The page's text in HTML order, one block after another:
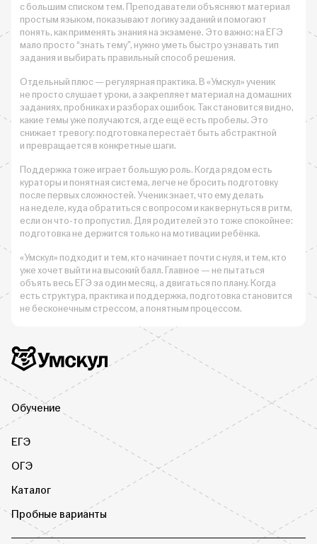
с большим списком тем. Преподаватели объясняют материал
простым языком, показывают логику заданий и помогают
понять, как применять знания на экзамене. Это важно: на ЕГЭ
мало просто “знать тему”, нужно уметь быстро узнавать тип
задания и выбирать правильный способ решения.
Отдельный плюс — регулярная практика. В «Умскул» ученик
не просто слушает уроки, а закрепляет материал на домашних
заданиях, пробниках и разборах ошибок. Так становится видно,
какие темы уже получаются, а где ещё есть пробелы. Это
снижает тревогу: подготовка перестаёт быть абстрактной
и превращается в конкретные шаги.
Поддержка тоже играет большую роль. Когда рядом есть
кураторы и понятная система, легче не бросить подготовку
после первых сложностей. Ученик знает, что ему делать
на неделе, куда обратиться с вопросом и как вернуться в ритм,
если он что-то пропустил. Для родителей это тоже спокойнее:
подготовка не держится только на мотивации ребёнка.
«Умскул» подходит и тем, кто начинает почти с нуля, и тем, кто
уже хочет выйти на высокий балл. Главное — не пытаться
объять весь ЕГЭ за один месяц, а двигаться по плану. Когда
есть структура, практика и поддержка, подготовка становится
не бесконечным стрессом, а понятным процессом.
Дополнительная информация
Умскул
Обучение
ЕГЭ
ОГЭ
Каталог
Пробные варианты